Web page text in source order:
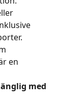
en
med